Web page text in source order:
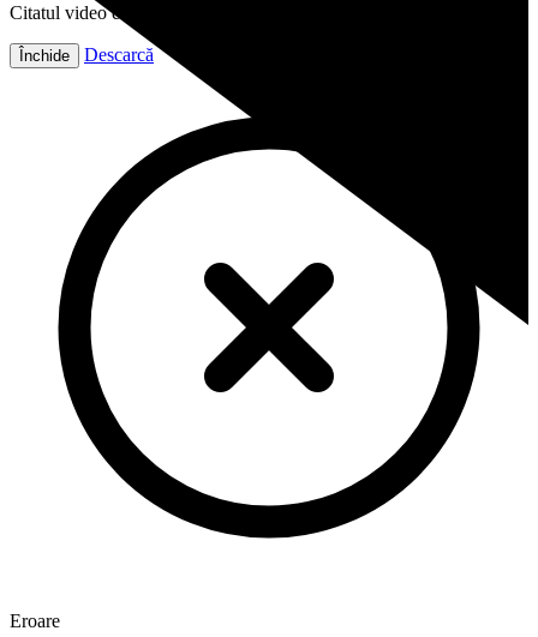
Citatul video este gata!
Închide Descarcă
Eroare